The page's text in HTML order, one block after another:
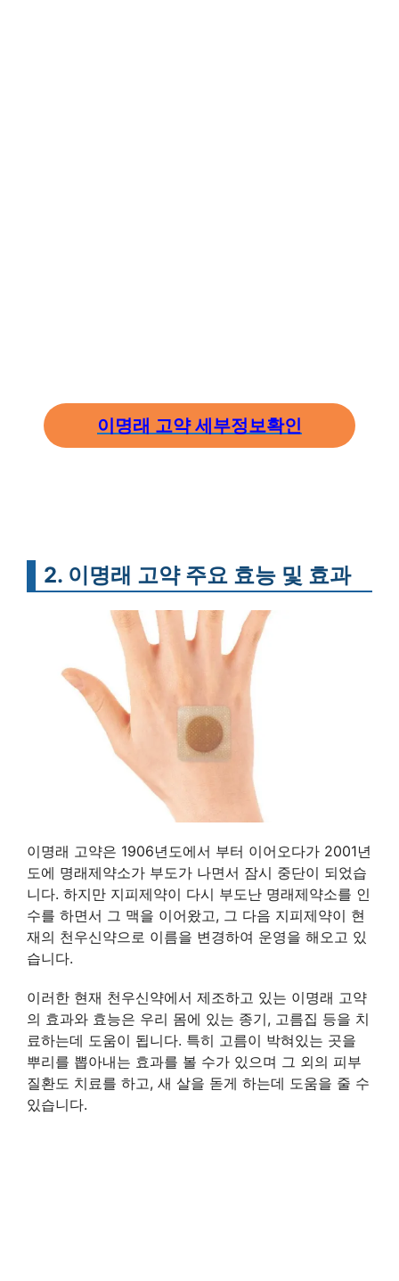
이명래 고약 세부정보확인
2. 이명래 고약 주요 효능 및 효과
이명래 고약은 1906년도에서 부터 이어오다가 2001년
도에 명래제약소가 부도가 나면서 잠시 중단이 되었습
니다. 하지만 지피제약이 다시 부도난 명래제약소를 인
수를 하면서 그 맥을 이어왔고, 그 다음 지피제약이 현
재의 천우신약으로 이름을 변경하여 운영을 해오고 있
습니다.
이러한 현재 천우신약에서 제조하고 있는 이명래 고약
의 효과와 효능은 우리 몸에 있는 종기, 고름집 등을 치
료하는데 도움이 됩니다. 특히 고름이 박혀있는 곳을
뿌리를 뽑아내는 효과를 볼 수가 있으며 그 외의 피부
질환도 치료를 하고, 새 살을 돋게 하는데 도움을 줄 수
있습니다.